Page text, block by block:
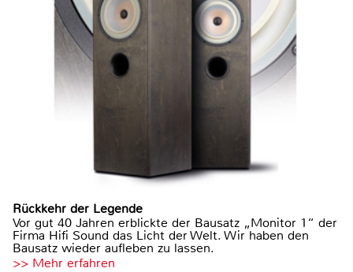
Rückkehr der Legende
Vor gut 40 Jahren erblickte der Bausatz „Monitor 1“ der
Firma Hifi Sound das Licht der Welt. Wir haben den
Bausatz wieder aufleben zu lassen.
>> Mehr erfahren